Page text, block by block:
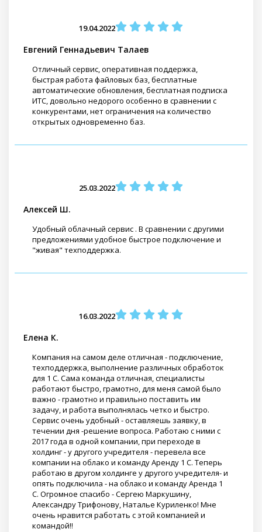
19.04.2022
Евгений Геннадьевич Талаев
Отличный сервис, оперативная поддержка,
быстрая работа файловых баз, бесплатные
автоматические обновления, бесплатная подписка
ИТС, довольно недорого особенно в сравнении с
конкурентами, нет ограничения на количество
открытых одновременно баз.
25.03.2022
Алексей Ш.
Удобный облачный сервис . В сравнении с другими
предложениями удобное быстрое подключение и
"живая" техподдержка.
16.03.2022
Елена К.
Компания на самом деле отличная - подключение,
техподдержка, выполнение различных обработок
для 1 С. Сама команда отличная, специалисты
работают быстро, грамотно, для меня самой было
важно - грамотно и правильно поставить им
задачу, и работа выполнялась четко и быстро.
Сервис очень удобный - оставляешь заявку, в
течении дня -решение вопроса. Работаю с ними с
2017 года в одной компании, при переходе в
холдинг - у другого учредителя - перевела все
компании на облако и команду Аренду 1 С. Теперь
работаю в другом холдинге у другого учредителя- и
опять подключила - на облако и команду Аренда 1
С. Огромное спасибо - Сергею Маркушину,
Александру Трифонову, Наталье Куриленко! Мне
очень нравится работать с этой компанией и
командой!!